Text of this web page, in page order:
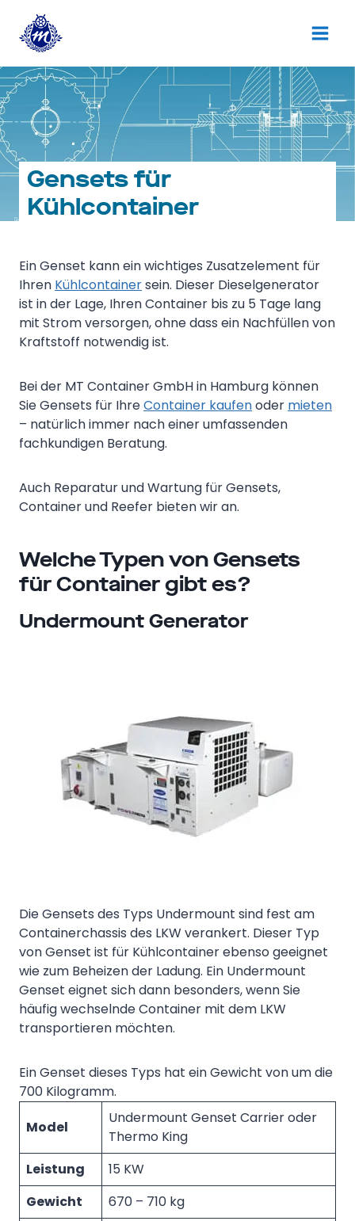
Inhalt
springen
Gensets für
Kühlcontainer
Ein Genset kann ein wichtiges Zusatzelement für
Ihren Kühlcontainersein. Dieser Dieselgenerator
ist in der Lage, Ihren Container bis zu 5 Tage lang
mit Strom versorgen, ohne dass ein Nachfüllen von
Kraftstoff notwendig ist.
Bei der MT Container GmbH in Hamburg können
Sie Gensets für IhreContainer kaufenoder mieten
– natürlich immer nach einer umfassenden
fachkundigen Beratung.
Auch Reparatur und Wartung für Gensets,
Container und Reefer bieten wir an.
Welche Typen von Gensets
für Container gibt es?
Undermount Generator
Die Gensets des Typs Undermount sind fest am
Containerchassis des LKW verankert. Dieser Typ
von Genset ist für Kühlcontainer ebenso geeignet
wie zum Beheizen der Ladung. Ein Undermount
Genset eignet sich dann besonders, wenn Sie
häufig wechselnde Container mit dem LKW
transportieren möchten.
Ein Genset dieses Typs hat ein Gewicht von um die
700 Kilogramm.
Model
Undermount Genset Carrier oder
Thermo King
Leistung
15 KW
Gewicht
670 – 710 kg